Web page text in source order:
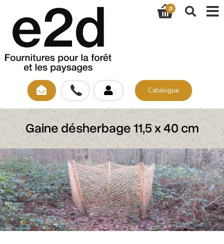
contenu
principal
User
account
menu
Catalogue
0
Gaine désherbage 11,5 x 40 cm